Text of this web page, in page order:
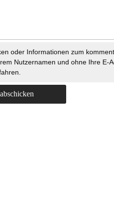
oder Informationen zum
Nutzernamen und ohne Ihre E-